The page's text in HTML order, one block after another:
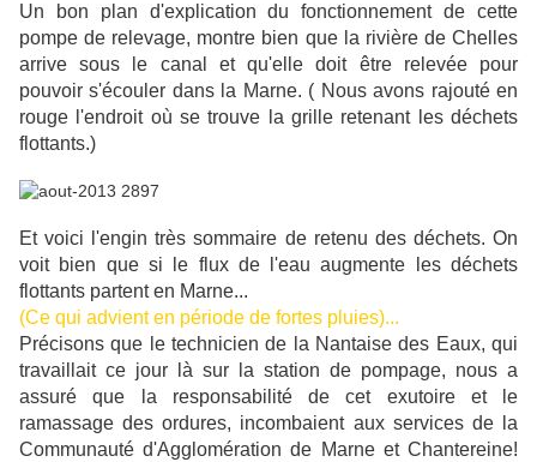
Un bon plan d'explication du fonctionnement de cette
pompe de relevage, montre bien que la rivière de Chelles
arrive sous le canal et qu'elle doit être relevée pour
pouvoir s'écouler dans la Marne. ( Nous avons rajouté en
rouge l'endroit où se trouve la grille retenant les déchets
flottants.)
Et voici l'engin très sommaire de retenu des déchets. On
voit bien que si le flux de l'eau augmente les déchets
flottants partent en Marne...
(Ce qui advient en période de fortes pluies)...
Précisons que le technicien de la Nantaise des Eaux, qui
travaillait ce jour là sur la station de pompage, nous a
assuré que la responsabilité de cet exutoire et le
ramassage des ordures, incombaient aux services de la
Communauté d'Agglomération de Marne et Chantereine!